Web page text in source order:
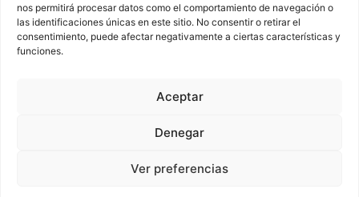
nos permitirá procesar datos como el comportamiento de navegación o
las identificaciones únicas en este sitio. No consentir o retirar el
consentimiento, puede afectar negativamente a ciertas características y
funciones.
Aceptar
Denegar
Ver preferencias
VIDEOCONFERENCIAS
POLÍTICA DE PRIVACIDAD
CONTACTO
© FEDERACIÓN ESPAÑOLA DE RUGBY 2023.